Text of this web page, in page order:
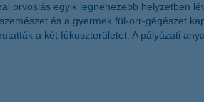
orvoslás egyik legnehezebb helyzetben
és a gyermek fül-orr-gégészet
a két fókuszterületet. A pályázati